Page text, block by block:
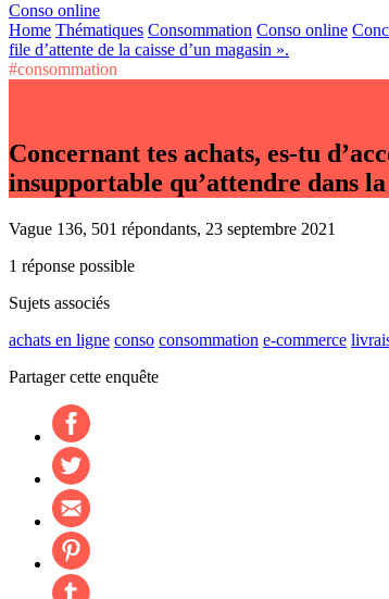
Conso online
Home Thématiques Consommation Conso online
file d’attente de la caisse d’un magasin ».
#consommation
Concernant tes achats, es-tu
insupportable qu’attendre dans
Vague 136, 501 répondants, 23 septembre 2021
1 réponse possible
Sujets associés
achats en ligne conso consommation e-commerce
Partager cette enquête